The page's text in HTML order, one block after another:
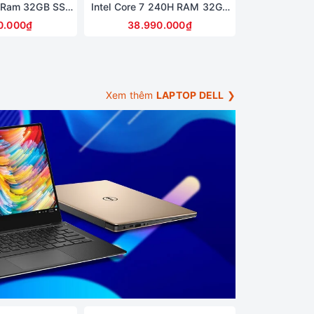
32GB SSD
8GB Màn
165Hz
Intel Core 7 240H RAM 32GB
1TB SSD RTX 5060 QHD+
120Hz (bảo hành hãng 1 năm)
38.990.000₫
Xem thêm LAPTOP DELL ❯